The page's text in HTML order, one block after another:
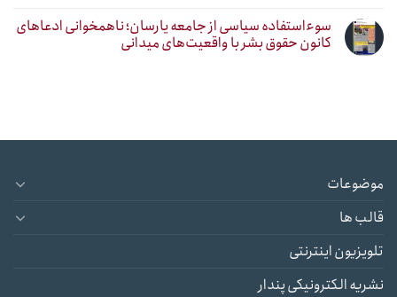
سوءاستفاده سیاسی از جامعه یارسان؛ ناهمخوانی ادعاهای
کانون حقوق بشر با واقعیت‌های میدانی
موضوعات
قالب ها
تلویزیون اینترنتی
نشریه الکترونیکی پندار